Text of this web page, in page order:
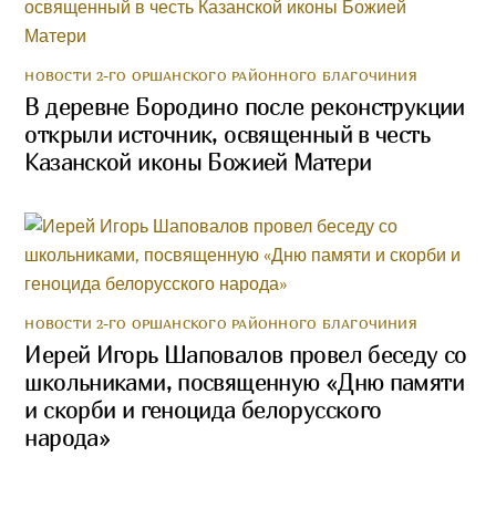
НОВОСТИ 2-ГО ОРШАНСКОГО РАЙОННОГО БЛАГОЧИНИЯ
В деревне Бородино после реконструкции
открыли источник, освященный в честь
Казанской иконы Божией Матери
НОВОСТИ 2-ГО ОРШАНСКОГО РАЙОННОГО БЛАГОЧИНИЯ
Иерей Игорь Шаповалов провел беседу со
школьниками, посвященную «Дню памяти
и скорби и геноцида белорусского
народа»